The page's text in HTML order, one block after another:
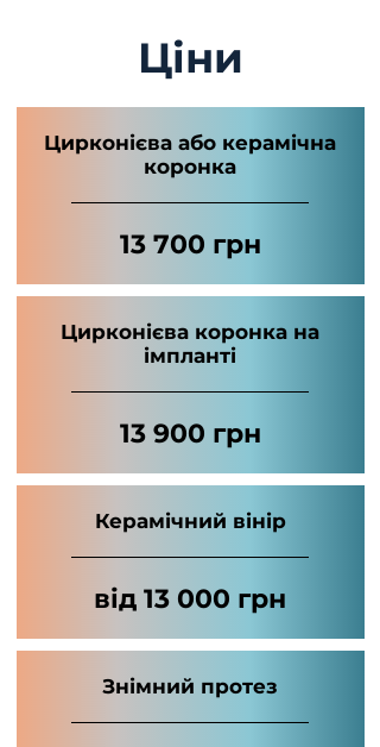
Ціни
Цирконієва або керамічна
коронка
13 700 грн
Цирконієва коронка на
імпланті
13 900 грн
Керамічний вінір
від 13 000 грн
Знімний протез